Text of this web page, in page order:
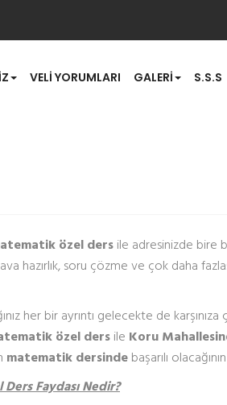
VELI YORUMLARI GALERI S.S.S
özel dersile adresinizde bire
hazırlık, soru çözme ve çok daha
her bir ayrıntı gelecekte de
özel dersile Koru
matematik dersindebaşarılı
Faydası Nedir?